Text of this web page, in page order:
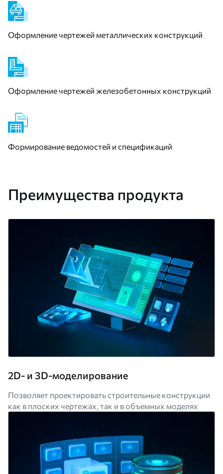
Оформление чертежей металлических конструкций
Оформление чертежей железобетонных конструкций
Формирование ведомостей и спецификаций
Преимущества продукта
2D- и 3D-моделирование
Позволяет проектировать строительные конструкции
как в плоских чертежах, так и в объемных моделях